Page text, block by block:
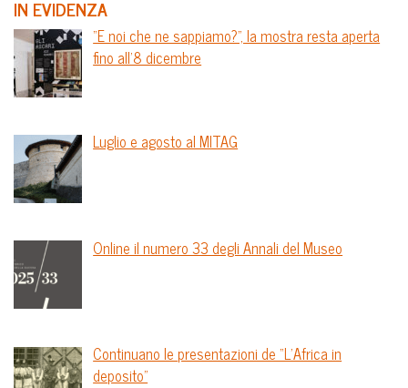
IN EVIDENZA
“E noi che ne sappiamo?”, la mostra resta aperta
fino all’8 dicembre
Luglio e agosto al MITAG
Online il numero 33 degli Annali del Museo
Continuano le presentazioni de “L’Africa in
deposito”